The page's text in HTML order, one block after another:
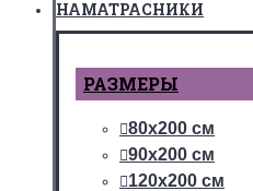
НАМАТРАСНИКИ
РАЗМЕРЫ
80х200 см
90х200 см
120х200 см